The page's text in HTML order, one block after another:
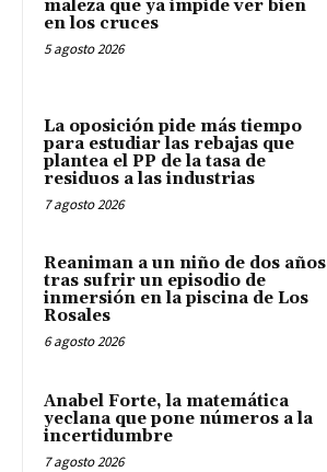
maleza que ya impide ver bien
en los cruces
5 agosto 2026
La oposición pide más tiempo
para estudiar las rebajas que
plantea el PP de la tasa de
residuos a las industrias
7 agosto 2026
Reaniman a un niño de dos años
tras sufrir un episodio de
inmersión en la piscina de Los
Rosales
6 agosto 2026
Anabel Forte, la matemática
yeclana que pone números a la
incertidumbre
7 agosto 2026